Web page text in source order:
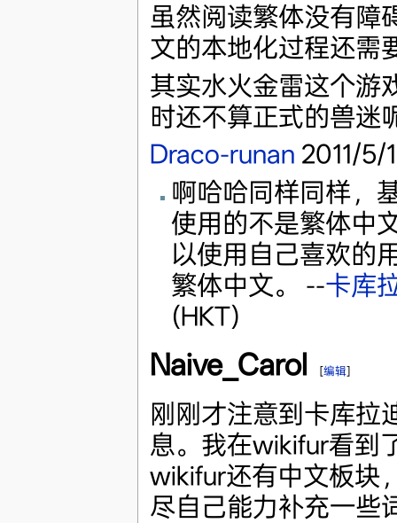
虽然阅读繁体没有障
文的本地化过程还需
其实水火金雷这个游
时还不算正式的兽
Draco-runan 2011/5/
啊哈哈同样同样，
使用的不是繁体中
以使用自己喜欢的
繁体中文。 --卡库
(HKT)
Naive_Carol [编辑]
刚刚才注意到卡库拉
息。我在wikifur看到
wikifur还有中文板块
尽自己能力补充一些